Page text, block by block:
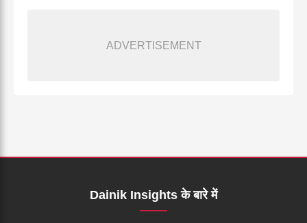
ADVERTISEMENT
Dainik Insights के बारे में